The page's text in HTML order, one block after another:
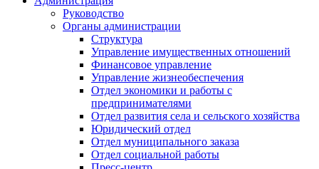
Руководство
Органы администрации
Структура
Управление имущественных отношений
Финансовое управление
Управление жизнеобеспечения
Отдел экономики и работы с
предпринимателями
Отдел развития села и сельского хозяйства
Юридический отдел
Отдел муниципального заказа
Отдел социальной работы